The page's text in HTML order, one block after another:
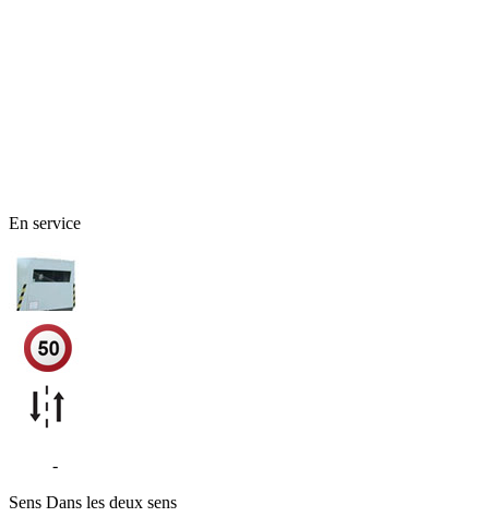
En service
-
Sens Dans les deux sens